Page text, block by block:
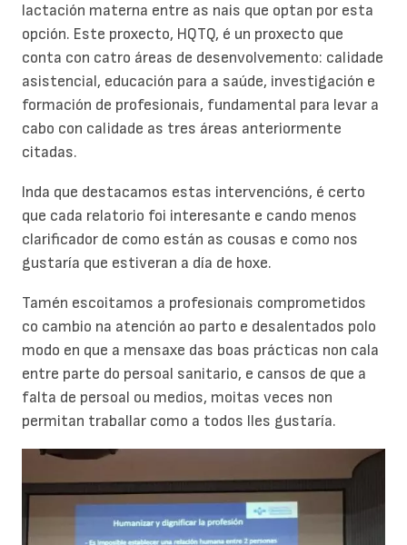
lactación materna entre as nais que optan por esta
opción. Este proxecto, HQTQ, é un proxecto que
conta con catro áreas de desenvolvemento: calidade
asistencial, educación para a saúde, investigación e
formación de profesionais, fundamental para levar a
cabo con calidade as tres áreas anteriormente
citadas.
Inda que destacamos estas intervencións, é certo
que cada relatorio foi interesante e cando menos
clarificador de como están as cousas e como nos
gustaría que estiveran a día de hoxe.
Tamén escoitamos a profesionais comprometidos
co cambio na atención ao parto e desalentados polo
modo en que a mensaxe das boas prácticas non cala
entre parte do persoal sanitario, e cansos de que a
falta de persoal ou medios, moitas veces non
permitan traballar como a todos lles gustaría.